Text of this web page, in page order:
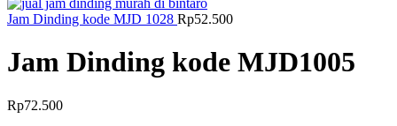
Jam Dinding kode MJD 1028 Rp52.500
Jam Dinding kode MJD1005
Rp72.500